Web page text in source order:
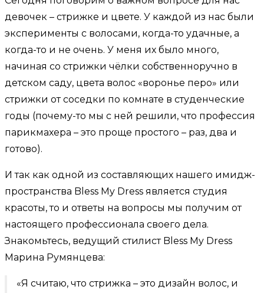
девочек – стрижке и цвете. У каждой из нас были
эксперименты с волосами, когда-то удачные, а
когда-то и не очень. У меня их было много,
начиная со стрижки чёлки собственноручно в
детском саду, цвета волос «воронье перо» или
стрижки от соседки по комнате в студенческие
годы (почему-то мы с ней решили, что профессия
парикмахера – это проще простого – раз, два и
готово).
И так как одной из составляющих нашего имидж-
пространства Bless My Dress является студия
красоты, то и ответы на вопросы мы получим от
настоящего профессионала своего дела.
Знакомьтесь, ведущий стилист Bless My Dress
Марина Румянцева:
«Я считаю, что стрижка – это дизайн волос, и